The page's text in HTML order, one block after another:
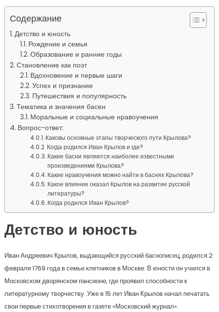
Содержание
Детство и юность
Рождение и семья
Образование и ранние годы
Становление как поэт
Вдохновение и первые шаги
Успех и признание
Путешествия и популярность
Тематика и значения басен
Моральные и социальные нравоучения
Вопрос-ответ:
Каковы основные этапы творческого пути Крылова?
Когда родился Иван Крылов и где?
Какие басни являются наиболее известными
произведениями Крылова?
Какие нравоучения можно найти в баснях Крылова?
Какое влияние оказал Крылов на развитие русской
литературы?
Когда родился Иван Крылов?
Детство и юность
Иван Андреевич Крылов, выдающийся русский баснописец, родился 2
февраля 1769 года в семье клетников в Москве. В юности он учился в
Московском дворянском пансионе, где проявил способности к
литературному творчеству. Уже в 15 лет Иван Крылов начал печатать
свои первые стихотворения в газете «Московский журнал».